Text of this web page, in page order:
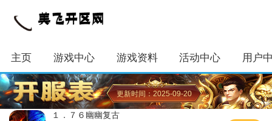
主页 游戏中心 游戏资料 活动中心 用户
更新时间：2025-09-20
１．７６幽幽复古